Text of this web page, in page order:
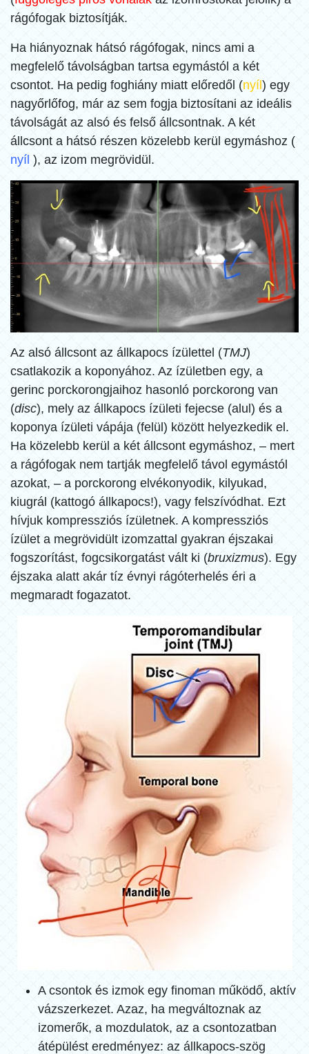
rágófogak biztosítják.
Ha hiányoznak hátsó rágófogak, nincs ami a
megfelelő távolságban tartsa egymástól a két
csontot. Ha pedig foghiány miatt előredől (nyíl ) egy
nagyőrlőfog, már az sem fogja biztosítani az ideális
távolságát az alsó és felső állcsontnak. A két
állcsont a hátsó részen közelebb kerül egymáshoz (
nyíl ), az izom megrövidül.
Az alsó állcsont az állkapocs ízülettel (TMJ)
csatlakozik a koponyához. Az ízületben egy, a
gerinc porckorongjaihoz hasonló porckorong van
(disc), mely az állkapocs ízületi fejecse (alul) és a
koponya ízületi vápája (felül) között helyezkedik el.
Ha közelebb kerül a két állcsont egymáshoz, – mert
a rágófogak nem tartják megfelelő távol egymástól
azokat, – a porckorong elvékonyodik, kilyukad,
kiugrál (kattogó állkapocs!), vagy felszívódhat. Ezt
hívjuk kompressziós ízületnek. A kompressziós
ízület a megrövidült izomzattal gyakran éjszakai
fogszorítást, fogcsikorgatást vált ki (bruxizmus). Egy
éjszaka alatt akár tíz évnyi rágóterhelés éri a
megmaradt fogazatot.
A csontok és izmok egy finoman működő, aktív
vázszerkezet. Azaz, ha megváltoznak az
izomerők, a mozdulatok, az a csontozatban
átépülést eredményez: az állkapocs-szög